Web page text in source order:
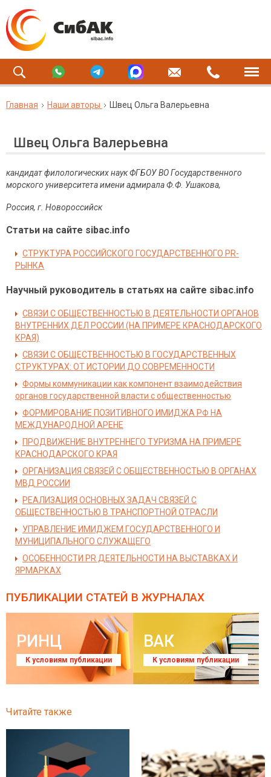
Главная Наши авторы Швец Ольга Валерьевна
Швец Ольга Валерьевна
кандидат филологических наук ФГБОУ ВО Государственного
морского университета имени адмирала Ф.Ф. Ушакова,
Россия, г. Новороссийск
Статьи на сайте sibac.info
СТРУКТУРА РОССИЙСКОГО ГОСУДАРСТВЕННОГО PR-
РЫНКА
Научный руководитель в статьях на сайте sibac.info
СВЯЗИ С ОБЩЕСТВЕННОСТЬЮ В ДЕЯТЕЛЬНОСТИ ОРГАНОВ
ВНУТРЕННИХ ДЕЛ РОССИИ (НА ПРИМЕРЕ КРАСНОДАРСКОГО
КРАЯ)
СВЯЗИ С ОБЩЕСТВЕННОСТЬЮ В ГОСУДАРСТВЕННЫХ
СТРУКТУРАХ: ОТ ИСТОРИИ ДО СОВРЕМЕННОСТИ
Формы коммуникации как компонент взаимодействия
органов государственной власти с общественностью
ФОРМИРОВАНИЕ ПОЗИТИВНОГО ИМИДЖА РФ НА
МЕЖДУНАРОДНОЙ АРЕНЕ
ПРОДВИЖЕНИЕ ВНУТРЕННЕГО ТУРИЗМА НА ПРИМЕРЕ
КРАСНОДАРСКОГО КРАЯ
ОРГАНИЗАЦИЯ СВЯЗЕЙ С ОБЩЕСТВЕННОСТЬЮ В ОРГАНАХ
МВД РОССИИ
РЕАЛИЗАЦИЯ ОСНОВНЫХ ЗАДАЧ СВЯЗЕЙ С
ОБЩЕСТВЕННОСТЬЮ В ТРАНСПОРТНОЙ ОТРАСЛИ
УПРАВЛЕНИЕ ИМИДЖЕМ ГОСУДАРСТВЕННОГО И
МУНИЦИПАЛЬНОГО СЛУЖАЩЕГО
ОСОБЕННОСТИ PR ДЕЯТЕЛЬНОСТИ НА ВЫСТАВКАХ И
ЯРМАРКАХ
ПУБЛИКАЦИИ СТАТЕЙ В ЖУРНАЛАХ
РИНЦ
К условиям публикации
ВАК
К условиям публикации
Читайте также